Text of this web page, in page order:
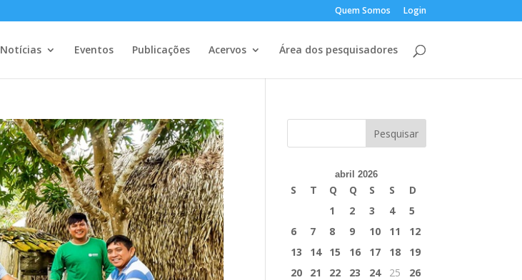
Quem Somos Login
Notícias Eventos Publicações Acervos Área dos pesquisadores
abril 2026
S T Q Q S S
D
1
2 3 4
5
6
7 8 9 10 11
12
13
14 15 16 17 18
19
20
21 22 23 24 25
26